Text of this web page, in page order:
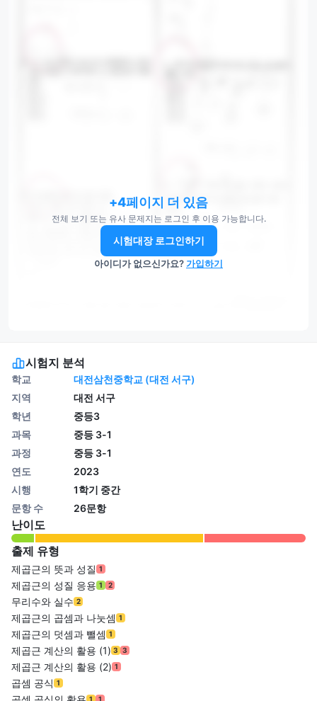
+4페이지 더 있음
전체 보기 또는 유사 문제지는 로그인 후 이용 가능합니다.
시험대장 로그인하기
아이디가 없으신가요?가입하기
시험지 분석
학교
대전삼천중학교 (대전 서구)
지역
대전 서구
학년
중등3
과목
중등 3-1
과정
중등 3-1
연도
2023
시행
1학기 중간
문항 수
26문항
난이도
출제 유형
제곱근의 뜻과 성질 1
제곱근의 성질 응용 1 2
무리수와 실수 2
제곱근의 곱셈과 나눗셈 1
제곱근의 덧셈과 뺄셈 1
제곱근 계산의 활용 (1) 3 3
제곱근 계산의 활용 (2) 1
곱셈 공식 1
1 1